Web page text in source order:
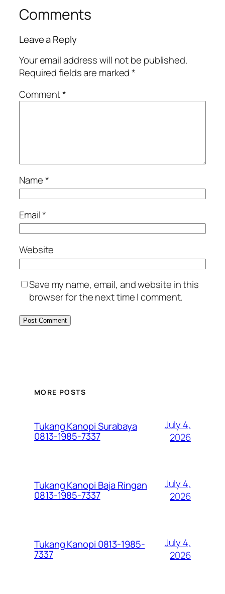
Comments
Leave a Reply
Your email address will not be published.
Required fields are marked*
Comment*
Name*
Email*
Website
Save my name, email, and website in this
browser for the next time I comment.
MORE POSTS
Tukang Kanopi Surabaya
0813-1985-7337
July 4,
2026
Tukang Kanopi Baja Ringan
0813-1985-7337
July 4,
2026
Tukang Kanopi 0813-1985-
7337
July 4,
2026